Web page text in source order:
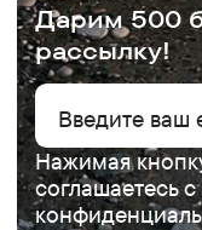
Дарим 500
рассылку!
Нажимая
соглашаетесь с